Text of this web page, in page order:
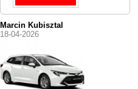
Marcin Kubisztal
18-04-2026